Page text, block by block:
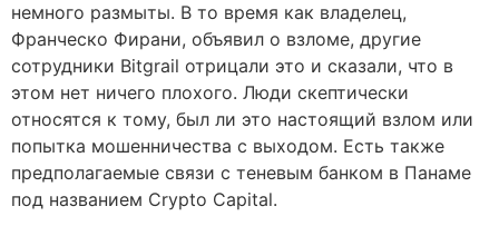
немного размыты. В то время как владелец,
Франческо Фирани, объявил о взломе, другие
сотрудники Bitgrail отрицали это и сказали, что в
этом нет ничего плохого. Люди скептически
относятся к тому, был ли это настоящий взлом или
попытка мошенничества с выходом. Есть также
предполагаемые связи с теневым банком в Панаме
под названием Crypto Capital.